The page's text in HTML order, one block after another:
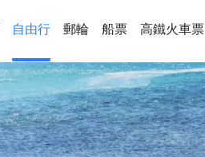
自由行 郵輪 船票 高鐵火車票